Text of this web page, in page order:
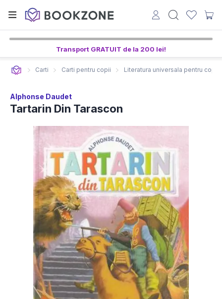
Transport GRATUIT de la 200 lei!
Carti Carti pentru copii Literatura universala pentru copii
Alphonse Daudet
Tartarin Din Tarascon